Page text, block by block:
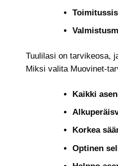
Tuulilasi on tarvikeosa,
Miksi valita Muovinet-
Kaikki
Korkea
Optinen